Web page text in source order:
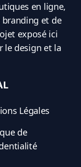
en ligne,
branding et de
exposé ici
le design et la
Légales
de